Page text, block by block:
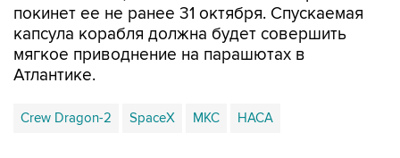
мягкое приводнение на парашютах в
Атлантике.
Crew Dragon-2